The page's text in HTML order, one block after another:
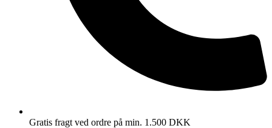
Gratis fragt ved ordre på min. 1.500 DKK